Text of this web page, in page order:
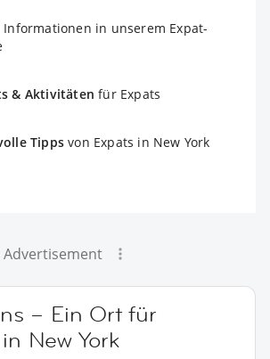
Informationen in unserem Expat-
& Aktivitäten für Expats
Tipps von Expats in New York
Advertisement
– Ein Ort für
New York